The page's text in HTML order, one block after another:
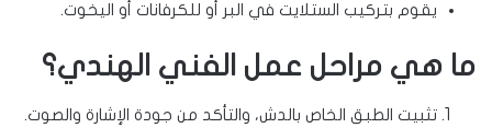
يقوم بتركيب الستلايت في البر أو للكرفانات أو اليخوت.
ما هي مراحل عمل الفني الهندي؟
تثبيت الطبق الخاص بالدش، والتأكد من جودة الإشارة والصوت.